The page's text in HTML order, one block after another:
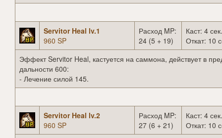
Servitor Heal lv.1
960 SP
Расход MP:
24 (5 + 19)
Каст: 4 сек.
Откат: 10
Эффект Servitor Heal, кастуется на саммона, действует в
дальности 600:
- Лечение силой 145.
Servitor Heal lv.2
960 SP
Расход MP:
27 (6 + 21)
Каст: 4 сек.
Откат: 10